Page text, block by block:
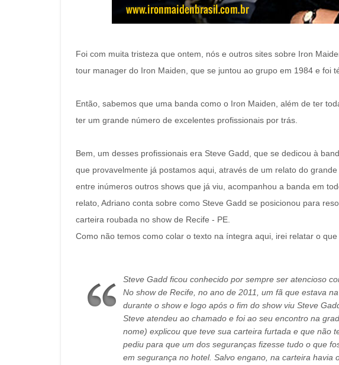
Foi com muita tristeza que ontem, nós e outros sites sobre Iron
tour manager do Iron Maiden, que se juntou ao grupo em 1984 e foi
Então, sabemos que uma banda como o Iron Maiden, além de ter
ter um grande número de excelentes profissionais por trás.
Bem, um desses profissionais era Steve Gadd, que se dedicou à
que provavelmente já postamos aqui, através de um relato do
entre inúmeros outros shows que já viu, acompanhou a banda em
relato, Adriano conta sobre como Steve Gadd se posicionou para
carteira roubada no show de Recife - PE.
Como não temos como colar o texto na íntegra aqui, irei relatar o
Steve Gadd ficou conhecido por sempre ser atencioso
No show de Recife, no ano de 2011, um fã que estava
durante o show e logo após o fim do show viu Steve
Steve atendeu ao chamado e foi ao seu encontro na
nome) explicou que teve sua carteira furtada e que não
pediu para que um dos seguranças fizesse tudo o que
em segurança no hotel. Salvo engano, na carteira havia